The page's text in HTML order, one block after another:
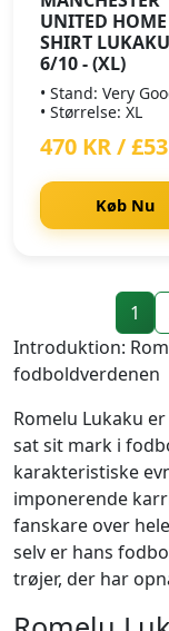
UNITED HOME
SHIRT
6/10 - (XL)
• Stand: Very
• Størrelse: XL
470 KR /
Køb Nu
1
Introduktion:
fodboldverdenen
Romelu Lukaku
sat sit mark i
karakteristiske
imponerende
fanskare over
selv er hans
trøjer, der har